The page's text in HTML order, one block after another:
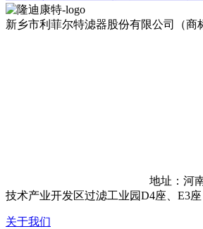
新乡市利菲尔特滤器股份有限公司（商
地址：河
技术产业开发区过滤工业园D4座、E3座
关于我们